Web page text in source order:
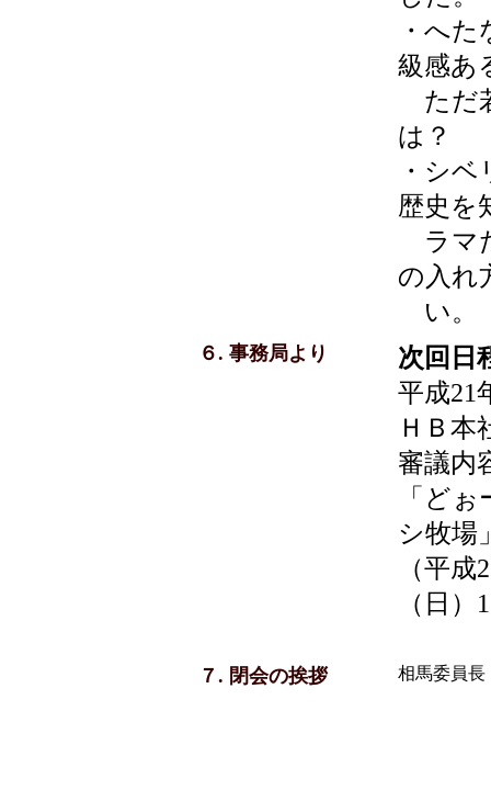
・へ
級感あ
ただ
は？
・シ
歴史を
ラマ
の入れ
い。
６. 事務局より
次回日
平成21
ＨＢ本
審議内
「ど
シ牧場
（平
（日
７. 閉会の挨拶 相馬委員長